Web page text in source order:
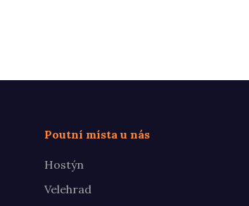
Poutní místa u nás
Hostýn
Velehrad